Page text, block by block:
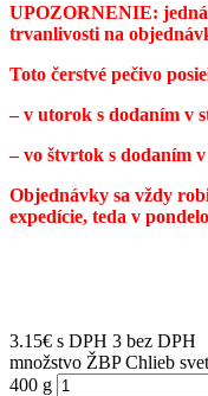
UPOZORNENIE: jedná
trvanlivosti na
Toto čerstvé pečivo
– v utorok s dodaním v
– vo štvrtok s dodaním
Objednávky sa vždy
expedície, teda v
3.15€ s DPH 3 bez DPH
množstvo ŽBP Chlieb
400 g